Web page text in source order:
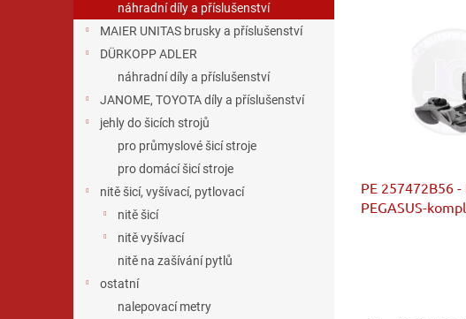
náhradní díly a příslušenství
MAIER UNITAS brusky a příslušenství
DÜRKOPP ADLER
náhradní díly a příslušenství
JANOME, TOYOTA díly a příslušenství
jehly do šicích strojů
pro průmyslové šicí stroje
pro domácí šicí stroje
nitě šicí, vyšívací, pytlovací
nitě šicí
nitě vyšívací
nitě na zašívání pytlů
ostatní
nalepovací metry
PE 257472B56
PEGASUS-